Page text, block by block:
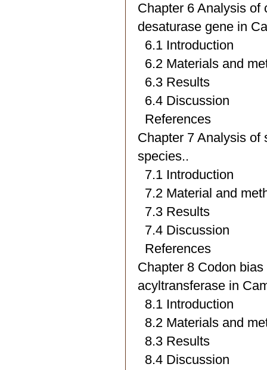
Chapter 6 Analysis of
desaturase gene in
6.1 Introduction
6.2 Materials and
6.3 Results
6.4 Discussion
References
Chapter 7 Analysis of
species..
7.1 Introduction
7.2 Material and
7.3 Results
7.4 Discussion
References
Chapter 8 Codon
acyltransferase in
8.1 Introduction
8.2 Materials and
8.3 Results
8.4 Discussion